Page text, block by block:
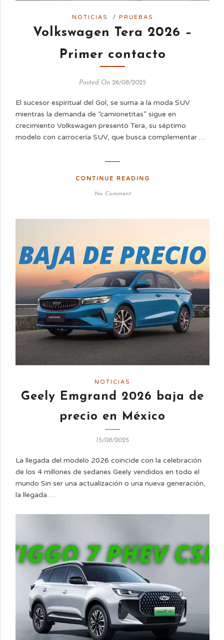
NOTICIAS / PRUEBAS
Volkswagen Tera 2026 –
Primer contacto
Posted On 26/08/2025
El sucesor espiritual del Gol, se suma a la moda SUV
mientras la demanda de “camionetitas” sigue en
crecimiento Volkswagen presentó Tera, su séptimo
modelo con carrocería SUV, que busca complementar …
CONTINUE READING
No Comment
NOTICIAS
Geely Emgrand 2026 baja de
precio en México
15/08/2025
La llegada del modelo 2026 coincide con la celebración
de los 4 millones de sedanes Geely vendidos en todo el
mundo Sin ser una actualización o una nueva generación,
la llegada …